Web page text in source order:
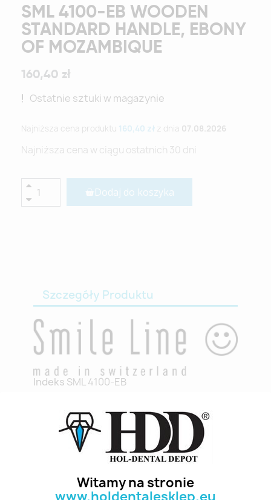
Witamy na stronie
SML 4100-EB WOODEN
STANDARD HANDLE, EBONY
OF MOZAMBIQUE
160,40 zł
Ostatnie sztuki w magazynie
Najniższa cena produktu 160,40 zł z dnia 07.08.2026
Najniższa cena w ciągu ostatnich 30 dni
Dodaj do koszyka
Szczegóły Produktu
Indeks SML 4100-EB
Polecane produkty z tej kategorii